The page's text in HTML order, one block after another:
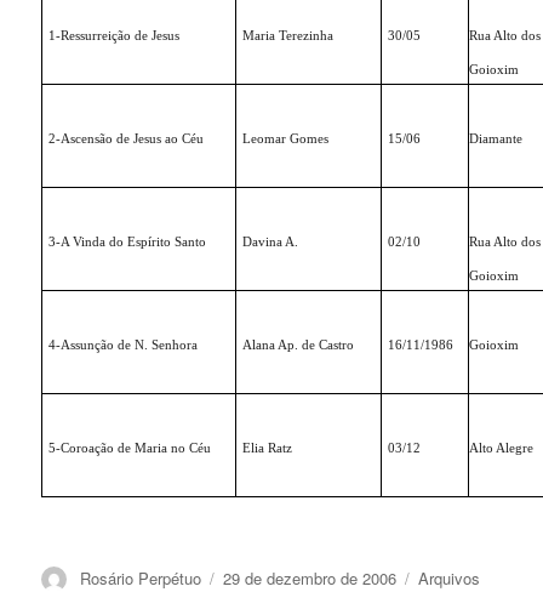
1-Ressurreição de Jesus Maria Terezinha 30/05 Rua Alto
Goioxim
2-Ascensão de Jesus ao Céu Leomar Gomes 15/06 Diamante
3-A Vinda do Espírito Santo Davina A. 02/10 Rua Alto
Goioxim
4-Assunção de N. Senhora Alana Ap. de Castro 16/11/1986 Goioxim
5-Coroação de Maria no Céu Elia Ratz 03/12 Alto Alegre
Autor
Rosário Perpétuo
Publicado
29 de dezembro de 2006 Categorias
Arquivos